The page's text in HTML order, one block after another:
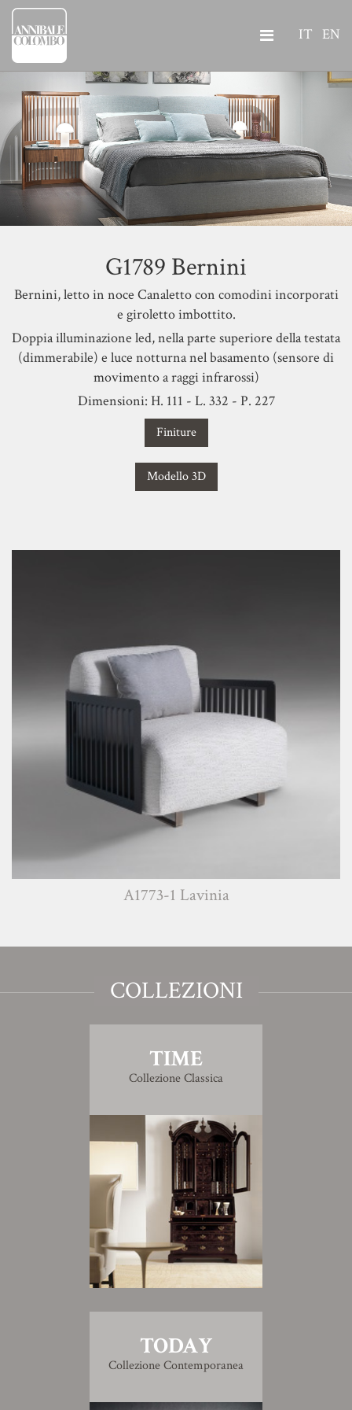
IT EN
G1789 Bernini
Bernini, letto in noce Canaletto con comodini incorporati
e giroletto imbottito.
Doppia illuminazione led, nella parte superiore della testata
(dimmerabile) e luce notturna nel basamento (sensore di
movimento a raggi infrarossi)
Dimensioni: H. 111 - L. 332 - P. 227
Finiture
Modello 3D
A1773-1 Lavinia
COLLEZIONI
TIME
Collezione Classica
TODAY
Collezione Contemporanea